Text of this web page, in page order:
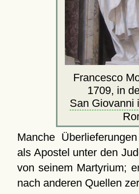
Francesco
1709, in
San Giovanni
Manche
als Apostel unter den
von seinem Martyrium;
nach anderen Quellen